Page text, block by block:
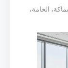
الخامة،